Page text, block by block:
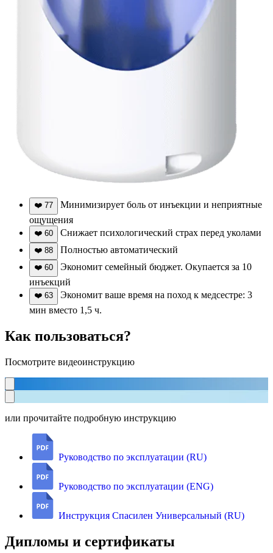
❤️ 77
Минимизирует боль от инъекции и неприятные
ощущения
❤️ 60 Снижает психологический страх перед уколами
❤️ 88 Полностью автоматический
❤️ 60
Экономит семейный бюджет. Окупается за 10
инъекций
❤️ 63
Экономит ваше время на поход к медсестре: 3
мин вместо 1,5 ч.
Как пользоваться?
Посмотрите видеоинструкцию
или прочитайте подробную инструкцию
Руководство по эксплуатации (RU)
Руководство по эксплуатации (ENG)
Инструкция Спасилен Универсальный (RU)
Дипломы и сертификаты